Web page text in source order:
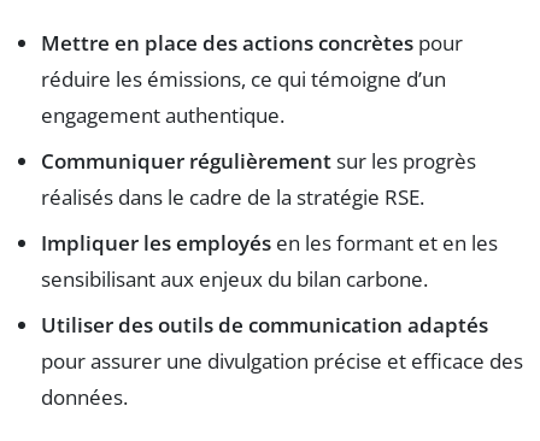
Mettre en place des actions concrètes pour
réduire les émissions, ce qui témoigne d’un
engagement authentique.
Communiquer régulièrementsur les progrès
réalisés dans le cadre de la stratégie RSE.
Impliquer les employés en les formant et en les
sensibilisant aux enjeux du bilan carbone.
Utiliser des outils de communication adaptés
pour assurer une divulgation précise et efficace des
données.